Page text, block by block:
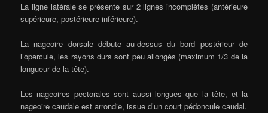
La ligne latérale se présente sur 2 lignes incomplètes (antérieure
supérieure, postérieure inférieure).
La nageoire dorsale débute au-dessus du bord postérieur de
l’opercule, les rayons durs sont peu allongés (maximum 1/3 de la
longueur de la tête).
Les nageoires pectorales sont aussi longues que la tête, et la
nageoire caudale est arrondie, issue d’un court pédoncule caudal.